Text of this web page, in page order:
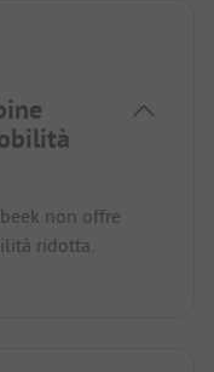
non offre
ridotta.